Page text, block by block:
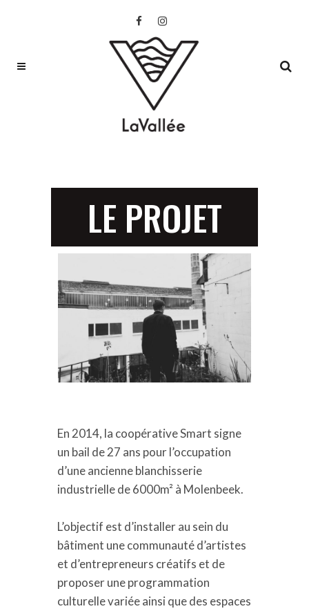
LE PROJET
En 2014, la coopérative Smart signe
un bail de 27 ans pour l’occupation
d’une ancienne blanchisserie
industrielle de 6000m² à Molenbeek.
L’objectif est d’installer au sein du
bâtiment une communauté d’artistes
et d’entrepreneurs créatifs et de
proposer une programmation
culturelle variée ainsi que des espaces